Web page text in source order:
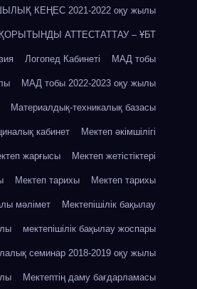
КЕҢЕС 2021-2022 оқу жылы
ҚОРЫТЫНДЫ АТТЕСТАТТАУ – ҰБТ
Логопед Кабинеті МАД тобы
МАД тобы 2022-2023 оқу жылы
Материалдық-техникалық базасы
кабинет Мектеп әкімшілігі
жарғысы Мектеп жетістіктері
Мектеп тарихы Мектеп тарихы
мәлімет Мектепішілік бақылау
мектепішілік бақылау жоспары
семинар 2018-2019 оқу жылы
Мектептің даму бағдарламасы